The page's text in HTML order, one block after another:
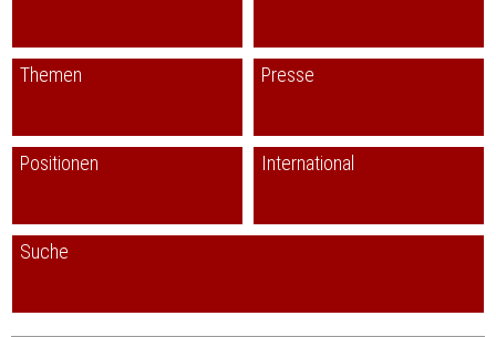
Themen Presse
Positionen International
Suche